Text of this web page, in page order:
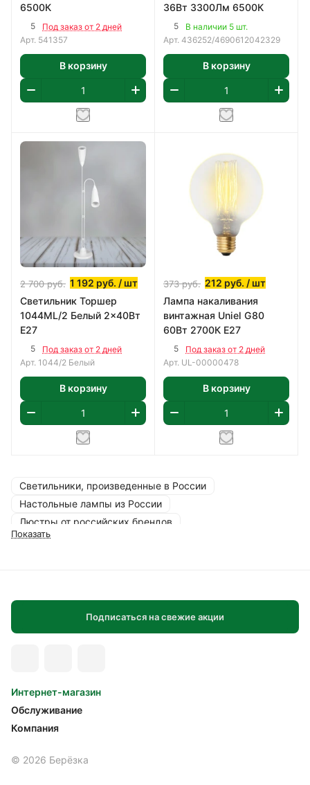
6500К
5
Под заказ от 2 дней
Арт. 541357
В корзину
36Вт 3300Лм 6500К
5
В наличии 5 шт.
Арт. 436252/4690612042329
В корзину
2 700руб. 1 192 руб. / шт
Светильник Торшер
1044ML/2 Белый 2x40Вт
E27
5
Под заказ от 2 дней
Арт. 1044/2 Белый
В корзину
373руб. 212 руб. / шт
Лампа накаливания
винтажная Uniel G80
60Вт 2700К Е27
5
Под заказ от 2 дней
Арт. UL-00000478
В корзину
Светильники, произведенные в России
Настольные лампы из России
Люстры от российских брендов
Светодиодные лампы, произведенные в России
Настольные лампы Luce с декоративным дизайном
Дизайнерская лампа с плафоном
Лампа для чтения с диммером
Лампа с тканевым абажуром
Показать
Подписаться на свежие акции
Интернет-магазин
Обслуживание
Компания
© 2026 Берёзка